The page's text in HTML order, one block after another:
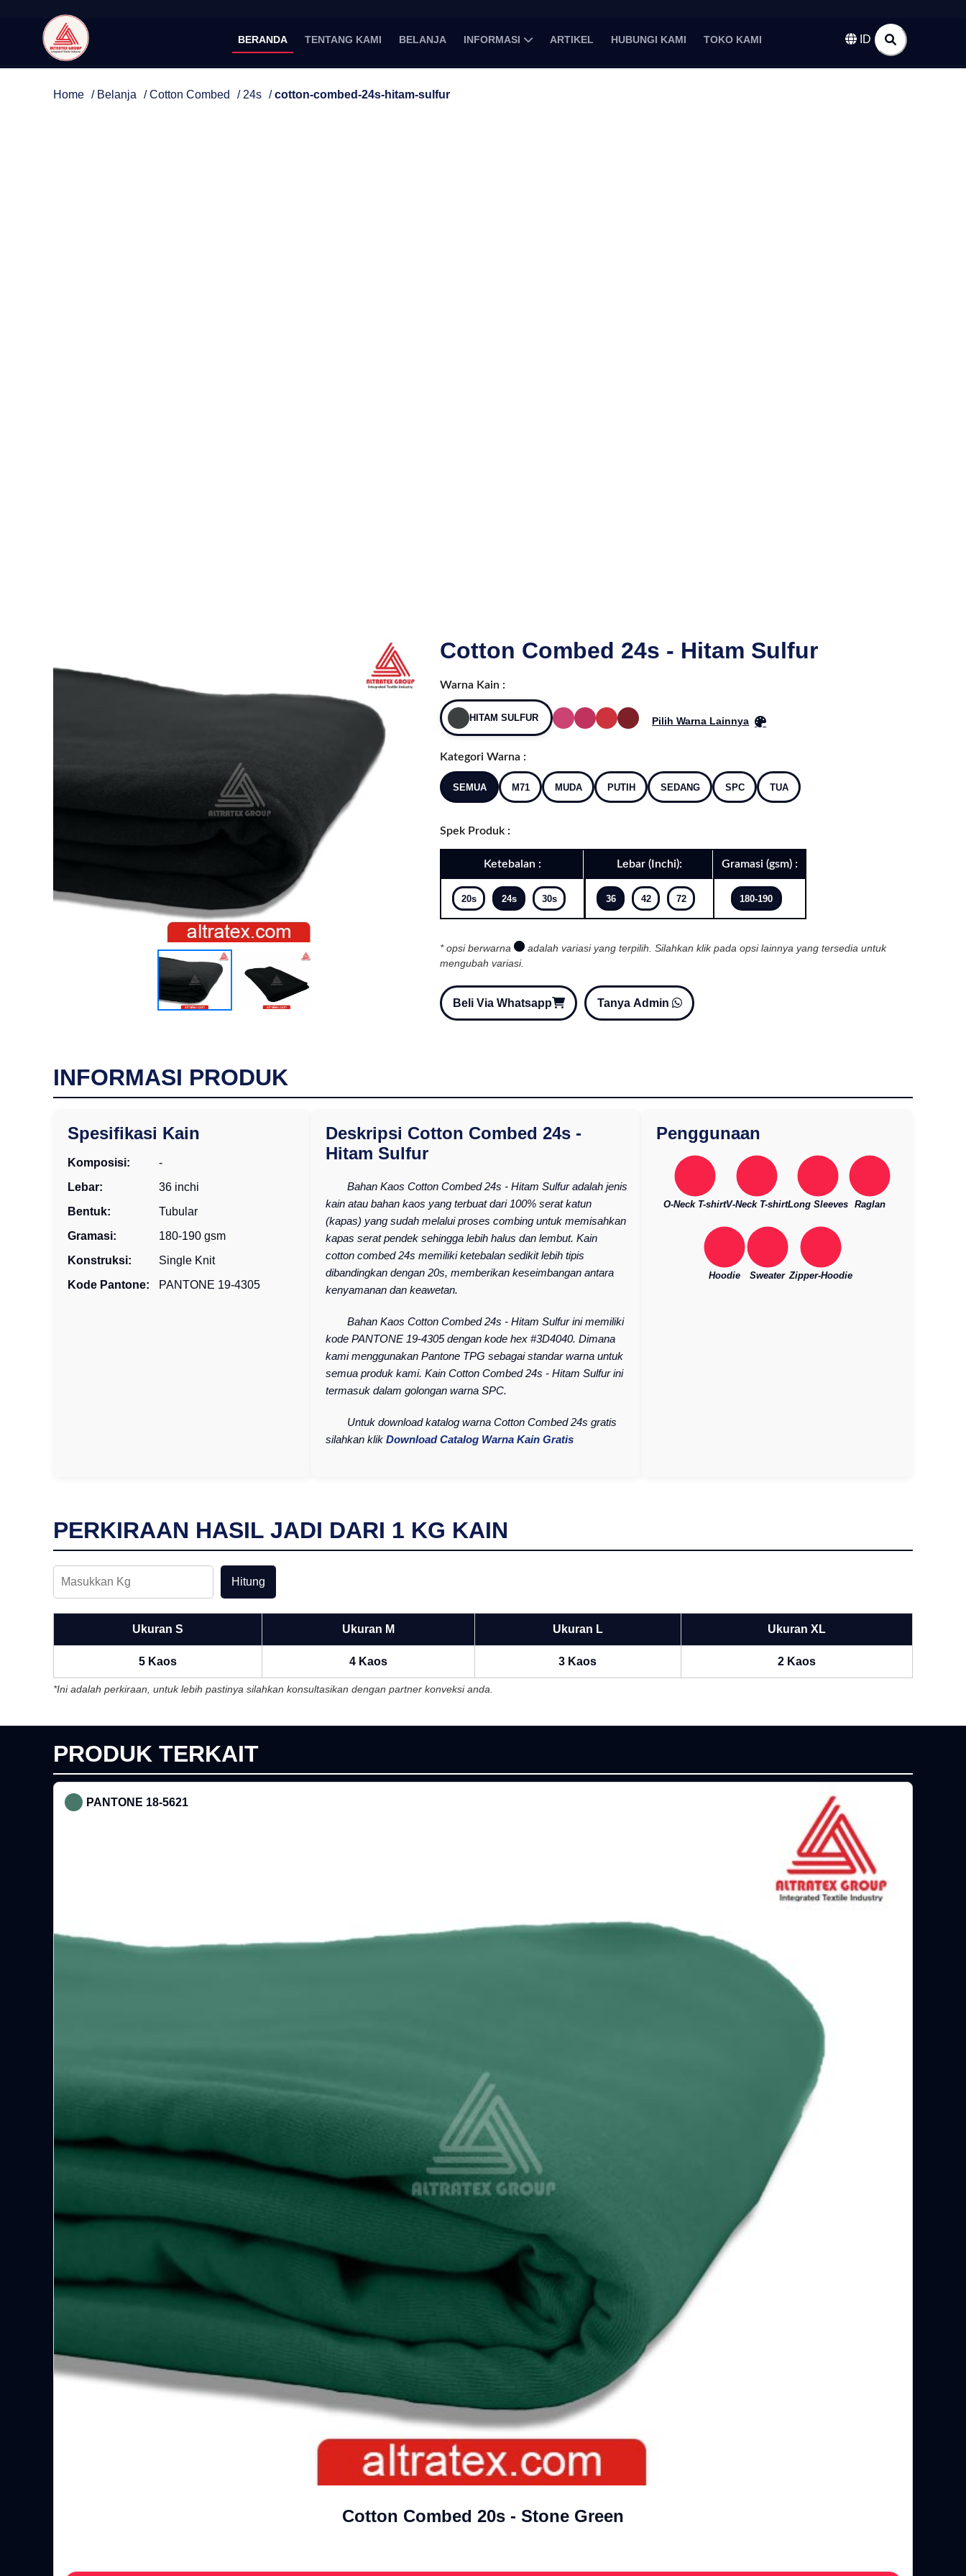
BERANDA TENTANG KAMI BELANJA INFORMASI ARTIKEL HUBUNGI KAMI TOKO KAMI ID
Home / Belanja /Cotton Combed / 24s /cotton-combed-24s-hitam-sulfur
Cotton Combed 24s - Hitam Sulfur
Warna Kain :
HITAM SULFUR Pilih Warna Lainnya
Kategori Warna :
SEMUA M71 MUDA PUTIH SEDANG SPC TUA
Spek Produk :
Ketebalan :
20s 24s 30s
Lebar (Inchi):
36 42 72
Gramasi (gsm) :
180-190
* opsi berwarna
adalah variasi yang terpilih. Silahkan klik pada opsi lainnya yang tersedia untuk
mengubah variasi.
Beli Via Whatsapp Tanya Admin
INFORMASI PRODUK
Spesifikasi Kain
Komposisi:
-
Lebar:
36 inchi
Bentuk:
Tubular
Gramasi:
180-190 gsm
Konstruksi:
Single Knit
Kode Pantone:
PANTONE 19-4305
Deskripsi Cotton Combed 24s -
Hitam Sulfur
Bahan Kaos Cotton Combed 24s - Hitam Sulfur adalah jenis
kain atau bahan kaos yang terbuat dari 100% serat katun
(kapas) yang sudah melalui proses combing untuk memisahkan
kapas serat pendek sehingga lebih halus dan lembut. Kain
cotton combed 24s memiliki ketebalan sedikit lebih tipis
dibandingkan dengan 20s, memberikan keseimbangan antara
kenyamanan dan keawetan.
Bahan Kaos Cotton Combed 24s - Hitam Sulfur ini memiliki
kode PANTONE 19-4305 dengan kode hex #3D4040. Dimana
kami menggunakan Pantone TPG sebagai standar warna untuk
semua produk kami. Kain Cotton Combed 24s - Hitam Sulfur ini
termasuk dalam golongan warna SPC.
Untuk download katalog warna Cotton Combed 24s gratis
silahkan klik Download Catalog Warna Kain Gratis
Penggunaan
O-Neck T-shirtV-Neck T-shirtLong Sleeves Raglan
Hoodie Sweater Zipper-Hoodie
PERKIRAAN HASIL JADI DARI 1 KG KAIN
Hitung
Ukuran S Ukuran M Ukuran L Ukuran XL
5 Kaos 4 Kaos 3 Kaos 2 Kaos
*Ini adalah perkiraan, untuk lebih pastinya silahkan konsultasikan dengan partner konveksi anda.
PRODUK TERKAIT
PANTONE 18-5621
Cotton Combed 20s - Stone Green